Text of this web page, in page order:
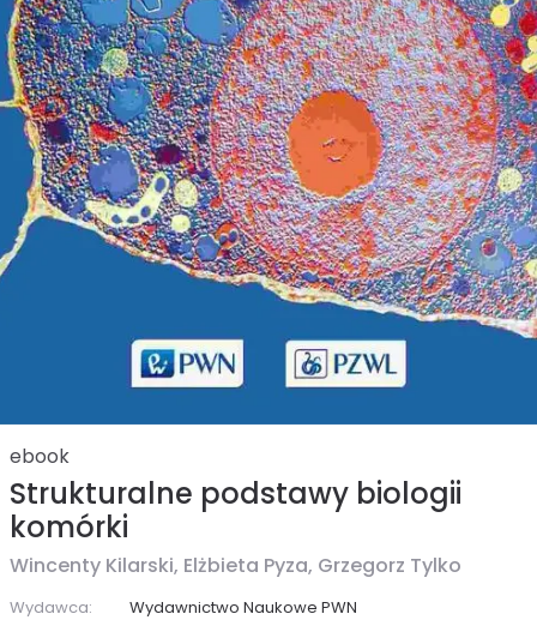
ebook
Strukturalne podstawy biologii
komórki
Wincenty Kilarski, Elżbieta Pyza, Grzegorz Tylko
Wydawca:
Wydawnictwo Naukowe PWN